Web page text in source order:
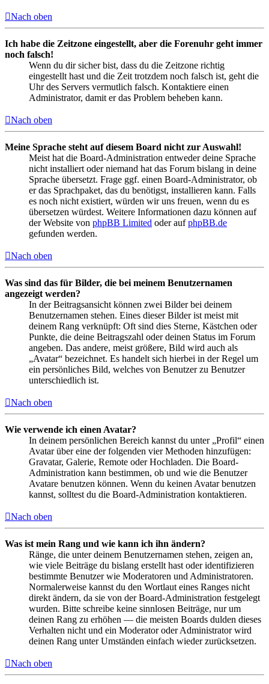
Nach oben
Ich habe die Zeitzone eingestellt, aber die Forenuhr geht immer
noch falsch!
Wenn du dir sicher bist, dass du die Zeitzone richtig
eingestellt hast und die Zeit trotzdem noch falsch ist, geht die
Uhr des Servers vermutlich falsch. Kontaktiere einen
Administrator, damit er das Problem beheben kann.
Nach oben
Meine Sprache steht auf diesem Board nicht zur Auswahl!
Meist hat die Board-Administration entweder deine Sprache
nicht installiert oder niemand hat das Forum bislang in deine
Sprache übersetzt. Frage ggf. einen Board-Administrator, ob
er das Sprachpaket, das du benötigst, installieren kann. Falls
es noch nicht existiert, würden wir uns freuen, wenn du es
übersetzen würdest. Weitere Informationen dazu können auf
der Website von phpBB Limited oder aufphpBB.de
gefunden werden.
Nach oben
Was sind das für Bilder, die bei meinem Benutzernamen
angezeigt werden?
In der Beitragsansicht können zwei Bilder bei deinem
Benutzernamen stehen. Eines dieser Bilder ist meist mit
deinem Rang verknüpft: Oft sind dies Sterne, Kästchen oder
Punkte, die deine Beitragszahl oder deinen Status im Forum
angeben. Das andere, meist größere, Bild wird auch als
„Avatar“ bezeichnet. Es handelt sich hierbei in der Regel um
ein persönliches Bild, welches von Benutzer zu Benutzer
unterschiedlich ist.
Nach oben
Wie verwende ich einen Avatar?
In deinem persönlichen Bereich kannst du unter „Profil“ einen
Avatar über eine der folgenden vier Methoden hinzufügen:
Gravatar, Galerie, Remote oder Hochladen. Die Board-
Administration kann bestimmen, ob und wie die Benutzer
Avatare benutzen können. Wenn du keinen Avatar benutzen
kannst, solltest du die Board-Administration kontaktieren.
Nach oben
Was ist mein Rang und wie kann ich ihn ändern?
Ränge, die unter deinem Benutzernamen stehen, zeigen an,
wie viele Beiträge du bislang erstellt hast oder identifizieren
bestimmte Benutzer wie Moderatoren und Administratoren.
Normalerweise kannst du den Wortlaut eines Ranges nicht
direkt ändern, da sie von der Board-Administration festgelegt
wurden. Bitte schreibe keine sinnlosen Beiträge, nur um
deinen Rang zu erhöhen — die meisten Boards dulden dieses
Verhalten nicht und ein Moderator oder Administrator wird
deinen Rang unter Umständen einfach wieder zurücksetzen.
Nach oben